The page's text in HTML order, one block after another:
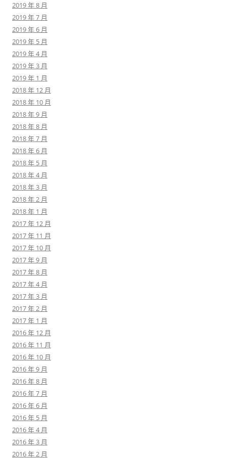
2019 年 8 月
2019 年 7 月
2019 年 6 月
2019 年 5 月
2019 年 4 月
2019 年 3 月
2019 年 1 月
2018 年 12 月
2018 年 10 月
2018 年 9 月
2018 年 8 月
2018 年 7 月
2018 年 6 月
2018 年 5 月
2018 年 4 月
2018 年 3 月
2018 年 2 月
2018 年 1 月
2017 年 12 月
2017 年 11 月
2017 年 10 月
2017 年 9 月
2017 年 8 月
2017 年 4 月
2017 年 3 月
2017 年 2 月
2017 年 1 月
2016 年 12 月
2016 年 11 月
2016 年 10 月
2016 年 9 月
2016 年 8 月
2016 年 7 月
2016 年 6 月
2016 年 5 月
2016 年 4 月
2016 年 3 月
2016 年 2 月